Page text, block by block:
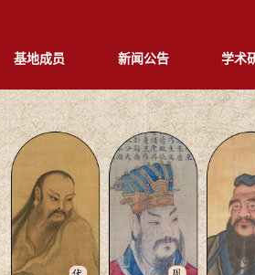
基地成员 新闻公告 学术